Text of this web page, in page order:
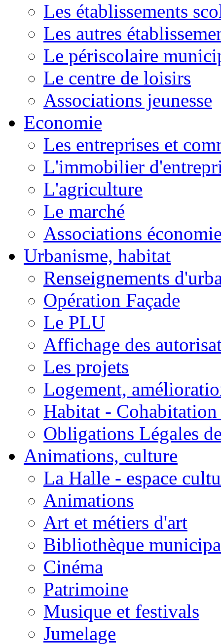
Les établissements
Les autres
Le périscolaire
Le centre de loisirs
Associations jeunesse
Economie
Les entreprises et
L'immobilier
L'agriculture
Le marché
Associations
Urbanisme, habitat
Renseignements
Opération Façade
Le PLU
Affichage des
Les projets
Logement,
Habitat -
Obligations Légales
Animations, culture
La Halle - espace
Animations
Art et métiers d'art
Bibliothèque
Cinéma
Patrimoine
Musique et festivals
Jumelage